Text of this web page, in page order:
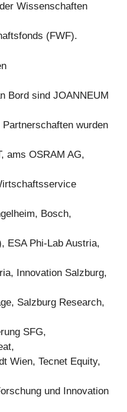
Wissenschaften
(FWF).
Bord sind JOANNEUM
wurden
ams OSRAM AG,
Bosch,
ESA Phi-Lab Austria,
Innovation Salzburg,
Salzburg Research,
SFG,
Wien, Tecnet Equity,
und Innovation